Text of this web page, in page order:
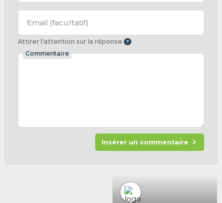
Email (facultatif)
Attirer l'attention sur la réponse
Commentaire
Insérer un commentaire